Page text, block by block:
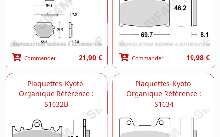
Commander 21,90 € Commander 19,98 €
Plaquettes-Kyoto-
Organique Référence :
S1032B
Plaquettes-Kyoto-
Organique Référence :
S1034